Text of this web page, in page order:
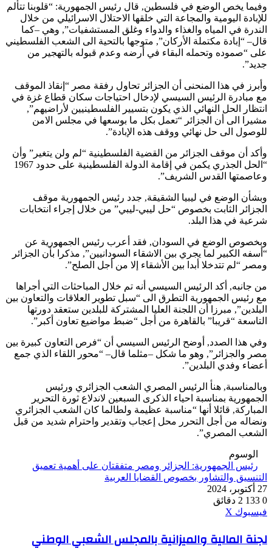
وفيما يخص الوضع في فلسطين, قال رئيس الجمهورية: “قلوبنا تتألم
للإبادة اليومية والمجاعة التي خلقها الاحتلال الاسرائيلي من خلال
الندرة في المياه والغذاء والدواء وغلق المستشفيات”, وهي –كما
قال– “إبادة مكتملة الأركان”, متوجها بالتحية الى الشعب الفلسطيني
على “صموده وتحمله البقاء في أرضه وعدم قبوله بالتهجير من
جديد”.
وأبرز في هذا المنحنى أن الجزائر تحاول رفقة مصر “إنقاذ الموقف
مع مبادرة الرئيس السيسي لإدخال احتياجات سكان قطاع غزة في
انتظار الحل النهائي الذي يكون بتسيير الفلسطينيين لأراضيهم”,
مشيرا الى أن الجزائر “تعمل بكل ما بوسعها في مجلس الامن
للوصول الى حل نهائي ووقف هذه الإبادة”.
وأكد أن موقف الجزائر من القضية الفلسطينية “لم ولن يتغير” وأن
“الحل الجذري يكمن في إقامة الدولة الفلسطينية على حدود 1967
وعاصمتها القدس الشريف”.
وبشأن الوضع في ليبيا الشقيقة, جدد رئيس الجمهورية موقف
الجزائر الثابت بخصوص “حل ليبي-ليبي” من خلال إجراء انتخابات
شرعية في هذا البلد.
وبخصوص الوضع في السودان, فقد أعرب رئيس الجمهورية عن
“أسفه الكبير لما يجري بين الاشقاء السودانيين”, مذكرا بأن الجزائر
ومصر “لم تتدخلا أبدا بين الأشقاء إلا من أجل الصلح”.
من جانبه, أكد الرئيس السيسي أنه تم خلال المباحثات التي أجراها
مع رئيس الجمهورية التطرق الى “سبل تطوير العلاقات والتعاون بين
البلدين”, مبرزا أن اللجنة العليا المشتركة للبلدين ستعقد دورتها
التاسعة “قريبا” بالقاهرة من أجل “ضبط مواضيع تعاون أكبر”.
وفي هذا الصدد, أوضح الرئيس السيسي أن “فرص التعاون كبيرة بين
مصر والجزائر”, وهو ما شكل –مثلما قال– “محور اللقاء الذي جمع
أعضاء وفدي البلدين”.
وبالمناسبة, هنأ الرئيس المصري الشعب الجزائري ورئيس
الجمهورية بمناسبة احياء الذكرى السبعين لاندلاع ثورة التحرير
المباركة, قائلا أنها “مناسبة عظيمة ولطالما كان الشعب الجزائري
ونضاله من أجل التحرر محل إعجاب وتقدير واحترام شديد من قبل
الشعب المصري”.
الوسوم
رئيس الجمهورية: الجزائر ومصر متفقتان على أهمية تعميق
التنسيق والتشاور بخصوص القضايا العربية
27 أكتوبر، 2024
0
2 دقائق
فيسبوك ‫X
لجنة
المالية
لجنة المالية والميزانية بالمجلس الشعبي الوطني